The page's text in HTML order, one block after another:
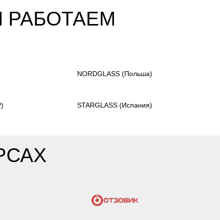
РАБОТАЕМ
NORDGLASS (Польша)
STARGLASS (Испания)